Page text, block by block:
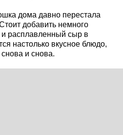
дома давно перестала
добавить немного
расплавленный сыр в
настолько вкусное блюдо,
снова и снова.